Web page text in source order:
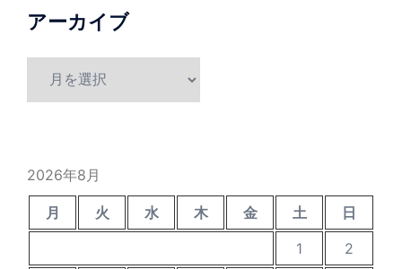
アーカイブ
2026年8月
月 火 水 木 金 土
日
1
2